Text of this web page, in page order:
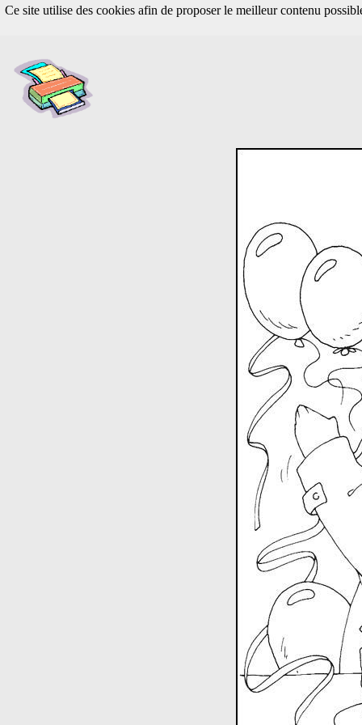
Ce site utilise des cookies afin de proposer le meilleur contenu